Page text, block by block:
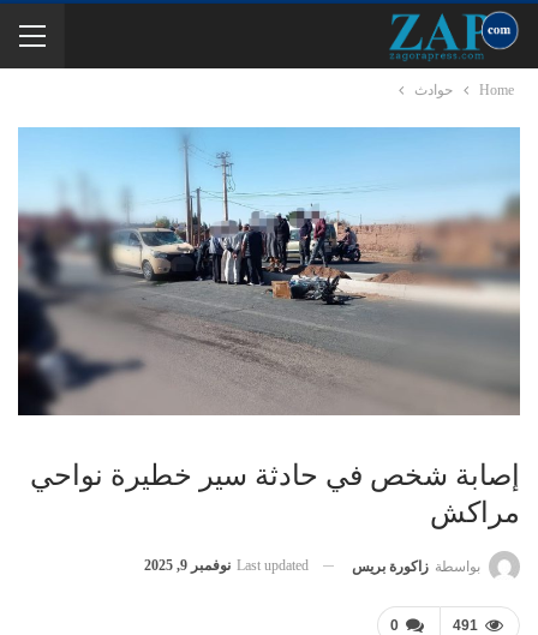
Home حوادث
إصابة شخص في حادثة سير خطيرة نواحي
مراكش
بواسطة زاكورة بريس Last updated نوفمبر 9, 2025
0 491